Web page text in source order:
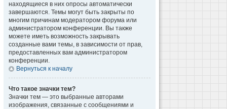
находящиеся в них опросы автоматически
завершаются. Темы могут быть закрыты по
многим причинам модератором форума или
администратором конференции. Вы также
можете иметь возможность закрывать
созданные вами темы, в зависимости от прав,
предоставленных вам администратором
конференции.
Вернуться к началу
Что такое значки тем?
Значки тем — это выбранные авторами
изображения, связанные с сообщениями и